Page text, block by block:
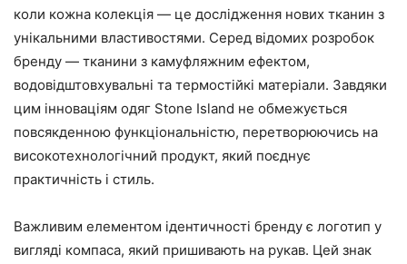
коли кожна колекція — це дослідження нових тканин з
унікальними властивостями. Серед відомих розробок
бренду — тканини з камуфляжним ефектом,
водовідштовхувальні та термостійкі матеріали. Завдяки
цим інноваціям одяг Stone Island не обмежується
повсякденною функціональністю, перетворюючись на
високотехнологічний продукт, який поєднує
практичність і стиль.
Важливим елементом ідентичності бренду є логотип у
вигляді компаса, який пришивають на рукав. Цей знак